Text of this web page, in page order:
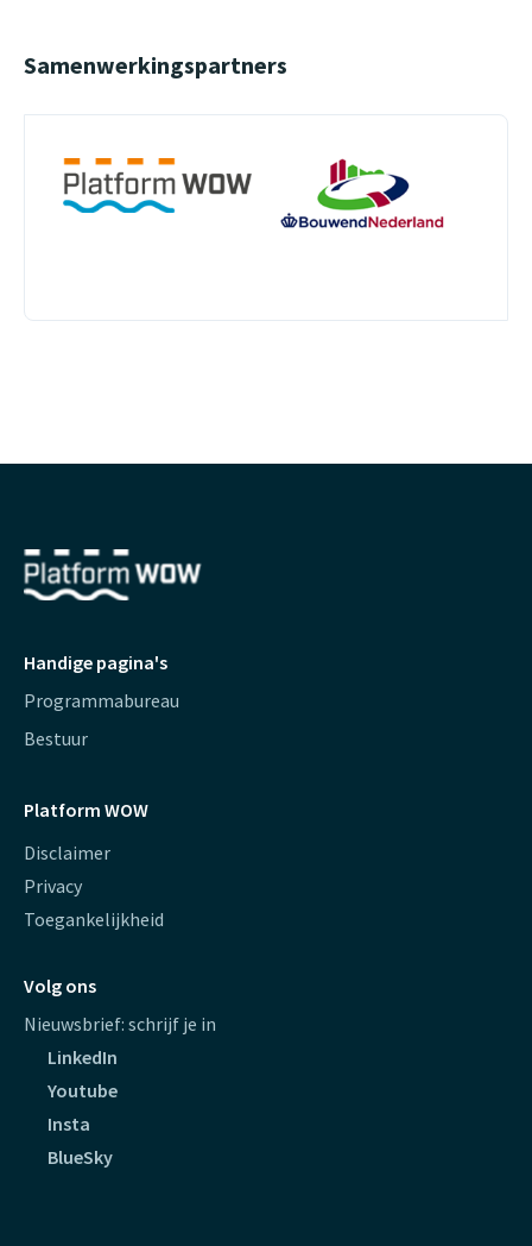
Samenwerkingspartners
Handige pagina's
Programmabureau
Bestuur
Platform WOW
Disclaimer
Privacy
Toegankelijkheid
Volg ons
Nieuwsbrief: schrijf je in
LinkedIn
Youtube
Insta
BlueSky